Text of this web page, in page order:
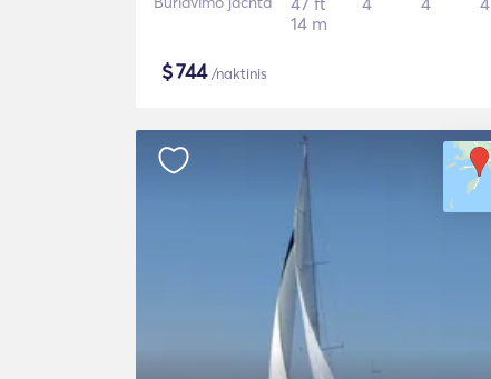
14 m
$744/naktinis